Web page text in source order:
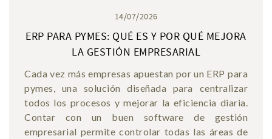
14/07/2026
ERP PARA PYMES: QUÉ ES Y POR QUÉ MEJORA
LA GESTIÓN EMPRESARIAL
Cada vez más empresas apuestan por un ERP para
pymes, una solución diseñada para centralizar
todos los procesos y mejorar la eficiencia diaria.
Contar con un buen software de gestión
empresarial permite controlar todas las áreas de